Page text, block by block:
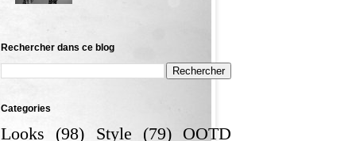
Rechercher dans ce blog
Categories
Looks (98) Style (79)
OOTD